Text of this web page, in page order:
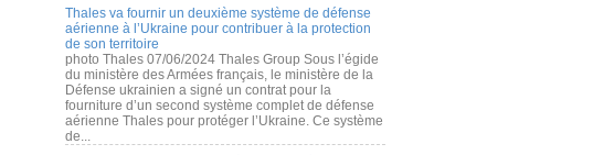
Thales va fournir un deuxième système de défense
aérienne à l’Ukraine pour contribuer à la protection
de son territoire
photo Thales 07/06/2024 Thales Group Sous l’égide
du ministère des Armées français, le ministère de la
Défense ukrainien a signé un contrat pour la
fourniture d’un second système complet de défense
aérienne Thales pour protéger l’Ukraine. Ce système
de...